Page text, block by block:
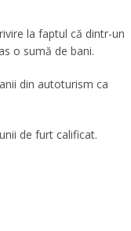
la faptul că dintr-un
o sumă de bani.
din autoturism ca
de furt calificat.